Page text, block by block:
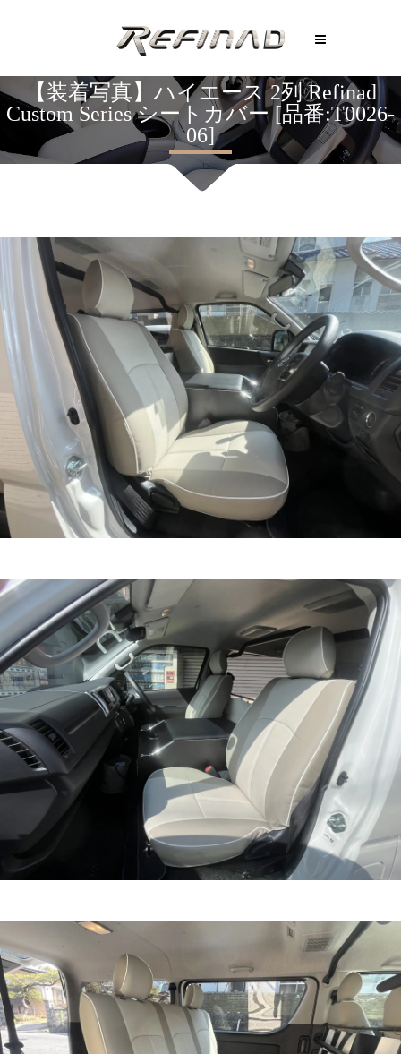
【装着写真】ハイエース 2列 Refinad
Custom Series シートカバー [品番:T0026-
06]